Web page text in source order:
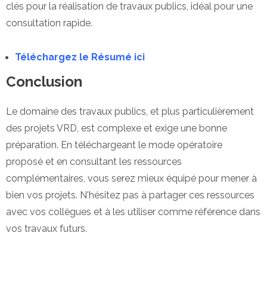
clés pour la réalisation de travaux publics, idéal pour une
consultation rapide.
Téléchargez le Résumé ici
Conclusion
Le domaine des travaux publics, et plus particulièrement
des projets VRD, est complexe et exige une bonne
préparation. En téléchargeant le mode opératoire
proposé et en consultant les ressources
complémentaires, vous serez mieux équipé pour mener à
bien vos projets. N'hésitez pas à partager ces ressources
avec vos collègues et à les utiliser comme référence dans
vos travaux futurs.